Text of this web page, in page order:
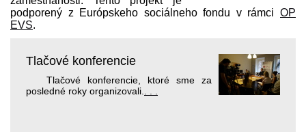
podporený z Európskeho sociálneho fondu v rámci OP
EVS.
Tlačové konferencie
Tlačové konferencie, ktoré sme za
posledné roky organizovali.